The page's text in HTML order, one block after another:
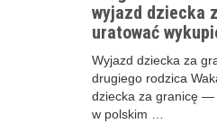
wyjazd dziecka
uratować
Wyjazd dziecka za
drugiego rodzica
dziecka za granicę
w polskim …